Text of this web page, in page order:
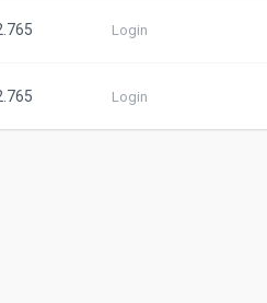
Login
Login